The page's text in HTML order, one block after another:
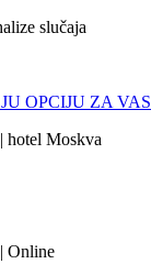
slučaja
OPCIJU ZA VAS
Moskva
Online